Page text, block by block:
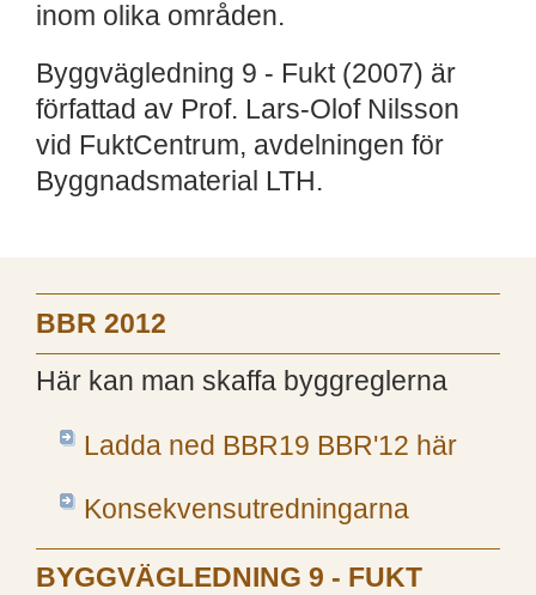
inom olika områden.
Byggvägledning 9 - Fukt (2007) är
författad av Prof. Lars-Olof Nilsson
vid FuktCentrum, avdelningen för
Byggnadsmaterial LTH.
BBR 2012
Här kan man skaffa byggreglerna
Ladda ned BBR19 BBR'12 här
Konsekvensutredningarna
BYGGVÄGLEDNING 9 - FUKT